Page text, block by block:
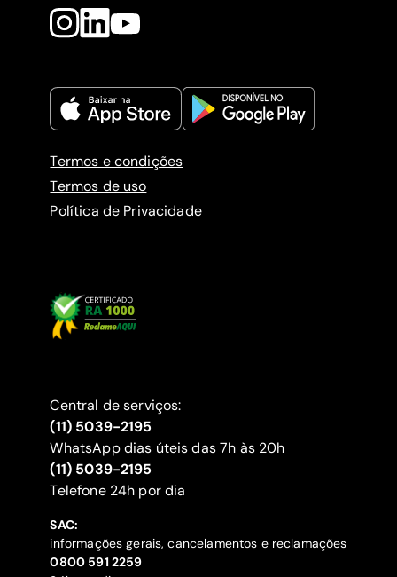
Termos e condições
Termos de uso
Política de Privacidade
Central de serviços:
(11) 5039-2195
WhatsApp dias úteis das 7h às 20h
(11) 5039-2195
‍Telefone 24h por dia
SAC:
informações gerais, cancelamentos e reclamações
‍0800 591 2259